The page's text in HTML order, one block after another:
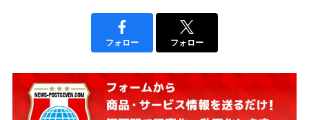
フォロー フォロー